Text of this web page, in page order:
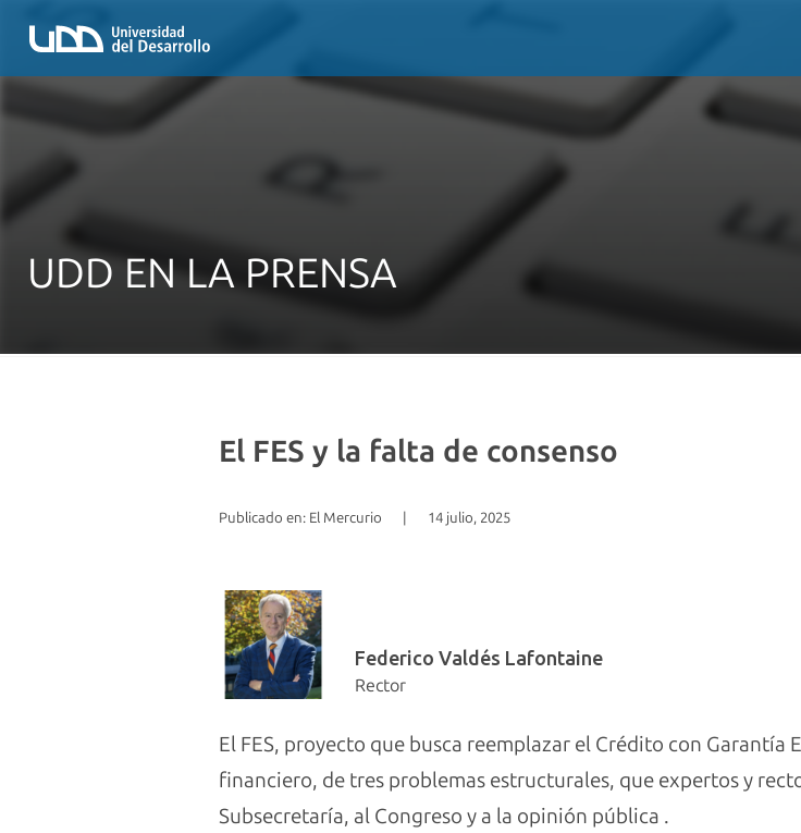
UDD EN LA PRENSA
El FES y la falta de consenso
Publicado en: El Mercurio 14 julio, 2025
Federico Valdés Lafontaine
Rector
El FES, proyecto que busca reemplazar el Crédito con Garantía
financiero, de tres problemas estructurales, que expertos y
Subsecretaría, al Congreso y a la opinión pública .